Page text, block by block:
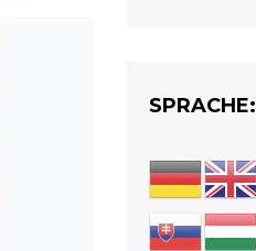
SPRACHE: